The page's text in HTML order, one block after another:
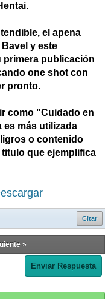
el apena
y este
primera publicación
one shot con
pronto.
como "Cuidado en
es más utilizada
o contenido
que ejemplifica
Citar
»
Enviar Respuesta